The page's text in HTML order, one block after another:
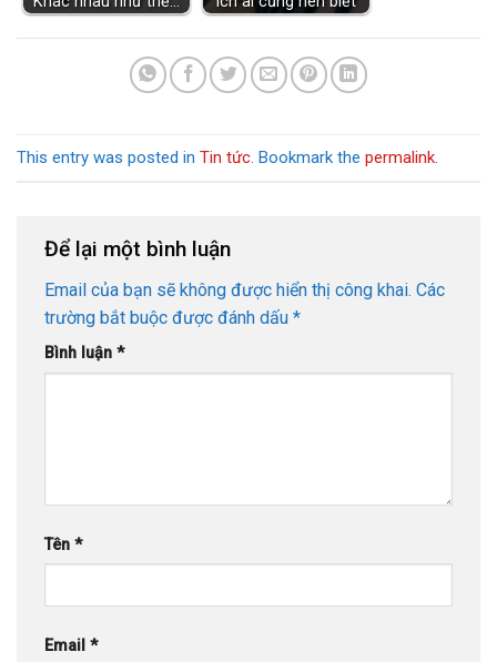
This entry was posted in Tin tức. Bookmark the permalink.
Để lại một bình luận
Email của bạn sẽ không được hiển thị công khai. Các
trường bắt buộc được đánh dấu *
Bình luận *
Tên *
Email *